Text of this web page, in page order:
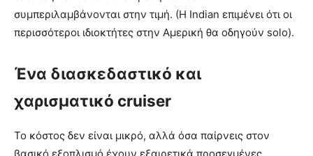
συμπεριλαμβάνονται στην τιμή. (Η Indian επιμένει ότι οι
περισσότεροι ιδιοκτήτες στην Αμερική θα οδηγούν solo).
Ένα διασκεδαστικό και
χαρισματικό cruiser
Το κόστος δεν είναι μικρό, αλλά όσα παίρνεις στον